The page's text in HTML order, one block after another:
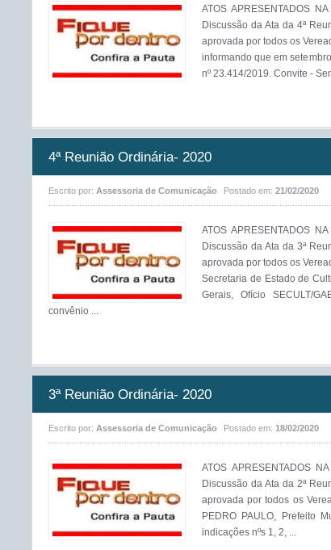
ATOS APRESENTADOS
Discussão da Ata da 4ª
aprovada por todos os
informando que em
nº 23.414/2019. Convite -
4ª Reunião Ordinária- 2020
Escrito por: Assessoria de Comunicação Postado em: 21/02/2020
ATOS APRESENTADOS
Discussão da Ata da 3ª
aprovada por todos os
Secretaria de Estado de
Gerais, Ofício SECULT/
convênio ...
3ª Reunião Ordinária- 2020
Escrito por: Assessoria de Comunicação Postado em: 18/02/2020
ATOS APRESENTADOS
Discussão da Ata da 2ª
aprovada por todos os
PEDRO PAULO, Prefeito
indicações nºs 1, 2, ...